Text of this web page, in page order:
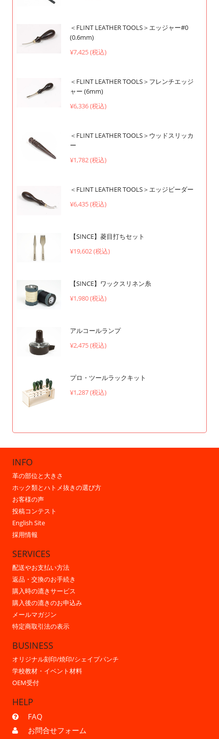
＜FLINT LEATHER TOOLS＞エッジャー#0
(0.6mm)
¥7,425 (税込)
＜FLINT LEATHER TOOLS＞フレンチエッジ
ャー (6mm)
¥6,336 (税込)
＜FLINT LEATHER TOOLS＞ウッドスリッカ
ー
¥1,782 (税込)
＜FLINT LEATHER TOOLS＞エッジビーダー
¥6,435 (税込)
【SINCE】菱目打ちセット
¥19,602 (税込)
【SINCE】ワックスリネン糸
¥1,980 (税込)
アルコールランプ
¥2,475 (税込)
プロ・ツールラックキット
¥1,287 (税込)
INFO
革の部位と大きさ
ホック類とハトメ抜きの選び方
お客様の声
投稿コンテスト
English Site
採用情報
SERVICES
配送やお支払い方法
返品・交換のお手続き
購入時の漉きサービス
購入後の漉きのお申込み
メールマガジン
特定商取引法の表示
BUSINESS
オリジナル刻印/焼印/シェイプパンチ
学校教材・イベント材料
OEM受付
HELP
FAQ
お問合せフォーム